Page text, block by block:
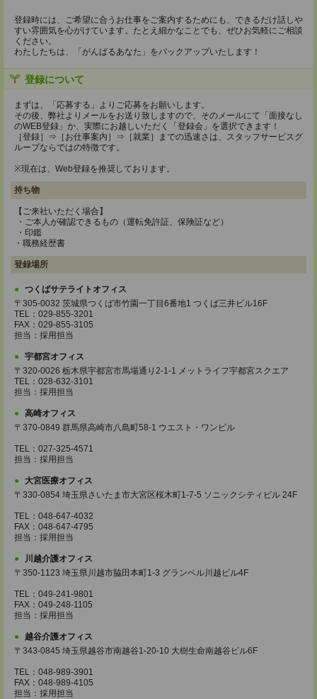
登録時には、ご希望に合うお仕事をご案内するためにも、できるだけ話しや
すい雰囲気を心がけています。たとえ細かなことでも、ぜひお気軽にご相談
ください。
わたしたちは、「がんばるあなた」をバックアップいたします！
登録について
まずは、「応募する」よりご応募をお願いします。
その後、弊社よりメールをお送り致しますので、そのメールにて「面接なし
のWEB登録」か、実際にお越しいただく「登録会」を選択できます！
［登録］⇒［お仕事案内］⇒［就業］までの迅速さは、スタッフサービスグ
ループならではの特徴です。
※現在は、Web登録を推奨しております。
持ち物
【ご来社いただく場合】
・ご本人が確認できるもの（運転免許証、保険証など）
・印鑑
・職務経歴書
登録場所
つくばサテライトオフィス
〒305-0032 茨城県つくば市竹園一丁目6番地1 つくば三井ビル16F
TEL：029-855-3201
FAX：029-855-3105
担当：採用担当
宇都宮オフィス
〒320-0026 栃木県宇都宮市馬場通り2-1-1 メットライフ宇都宮スクエア
TEL：028-632-3101
担当：採用担当
高崎オフィス
〒370-0849 群馬県高崎市八島町58-1 ウエスト・ワンビル
TEL：027-325-4571
担当：採用担当
大宮医療オフィス
〒330-0854 埼玉県さいたま市大宮区桜木町1-7-5 ソニックシティビル 24F
TEL：048-647-4032
FAX：048-647-4795
担当：採用担当
川越介護オフィス
〒350-1123 埼玉県川越市脇田本町1-3 グランベル川越ビル4F
TEL：049-241-9801
FAX：049-248-1105
担当：採用担当
越谷介護オフィス
〒343-0845 埼玉県越谷市南越谷1-20-10 大樹生命南越谷ビル6F
TEL：048-989-3901
FAX：048-989-4105
担当：採用担当